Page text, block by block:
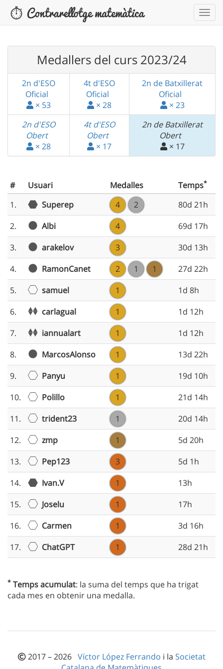
Medallers del curs 2023/24
2n d'ESO
Oficial
× 53
4t d'ESO
Oficial
× 28
2n de Batxillerat
Oficial
× 23
2n d'ESO
Obert
× 28
4t d'ESO
Obert
× 17
2n de Batxillerat
Obert
× 17
# Usuari Medalles Temps*
1. Superep 4 2
80d 21h
2.
Albi 4
69d 17h
3.
arakelov 3
30d 13h
4.
RamonCanet 2 1 1
27d 22h
5.
samuel 1
1d 8h
6.
carlagual 1
1d 12h
7.
iannualart 1
1d 12h
8.
MarcosAlonso 1
13d 22h
9.
Panyu 1
19d 10h
10.
Polillo 1
21d 14h
11.
trident23 1
20d 14h
12.
zmp 1
5d 20h
13.
Pep123 3
5d 1h
14.
Ivan.V 1
13h
15.
Joselu 1
17h
16.
Carmen 1
3d 16h
17.
ChatGPT 1 28d 21h
* Temps acumulat: la suma del temps que ha trigat
cada mes en obtenir una medalla.
2017 – 2026 Víctor López Ferrando i la Societat